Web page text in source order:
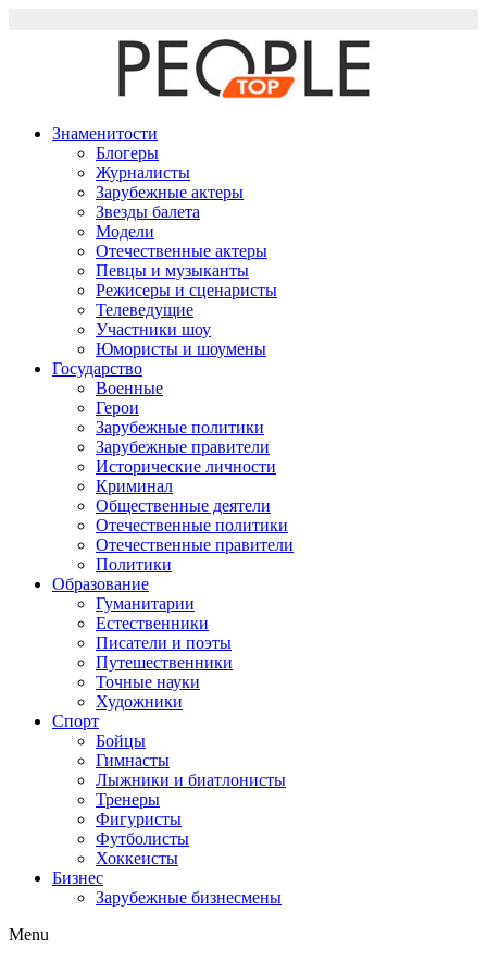
Знаменитости
Блогеры
Журналисты
Зарубежные актеры
Звезды балета
Модели
Отечественные актеры
Певцы и музыканты
Режисеры и сценаристы
Телеведущие
Участники шоу
Юмористы и шоумены
Государство
Военные
Герои
Зарубежные политики
Зарубежные правители
Исторические личности
Криминал
Общественные деятели
Отечественные политики
Отечественные правители
Политики
Образование
Гуманитарии
Естественники
Писатели и поэты
Путешественники
Точные науки
Художники
Спорт
Бойцы
Гимнасты
Лыжники и биатлонисты
Тренеры
Фигуристы
Футболисты
Хоккеисты
Бизнес
Зарубежные бизнесмены
Menu